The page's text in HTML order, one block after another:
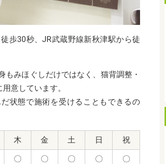
歩30秒、JR武蔵野線新秋津駅から徒
みほぐしだけではなく、猫背調整・
意しています。
状態で施術を受けることもできるの
木 金 土 日 祝
〇 〇 〇 〇 〇